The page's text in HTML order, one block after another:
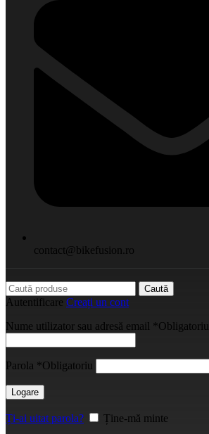
contact@bikefusion.ro
Caută
Autentificare Creați un cont
Nume utilizator sau adresă email *Obligatoriu
Parola *Obligatoriu
Logare
Ți-ai uitat parola?
Ține-mă minte